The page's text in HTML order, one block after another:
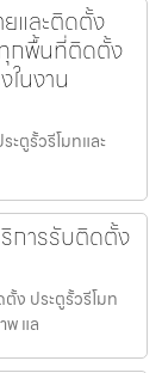
และติดตั้ง
ทุกพื้นที่ติดตั้ง
นงาน
ะตูรั้วรีโมทและ
การรับติดตั้ง
ง ประตูรั้วรีโมท
แล